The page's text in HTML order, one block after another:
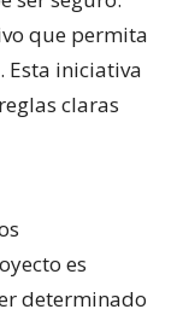
que permita
Esta iniciativa
claras
es
determinado